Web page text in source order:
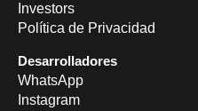
Investors
Política de Privacidad
Desarrolladores
WhatsApp
Instagram